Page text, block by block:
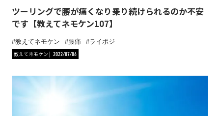
ツーリングで腰が痛くなり乗り続けられるのか不安
です【教えてネモケン107】
教えてネモケン 腰痛
ライポジ
教えてネモケン
2022/07/06